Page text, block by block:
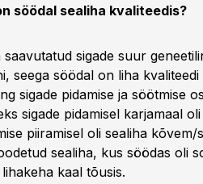
söödal sealiha kvaliteedis?
saavutatud sigade suur
seega söödal on liha
sigade pidamise ja söötmise
sigade pidamisel karjamaal
piiramisel oli sealiha
sealiha, kus söödas oli
kaal tõusis.